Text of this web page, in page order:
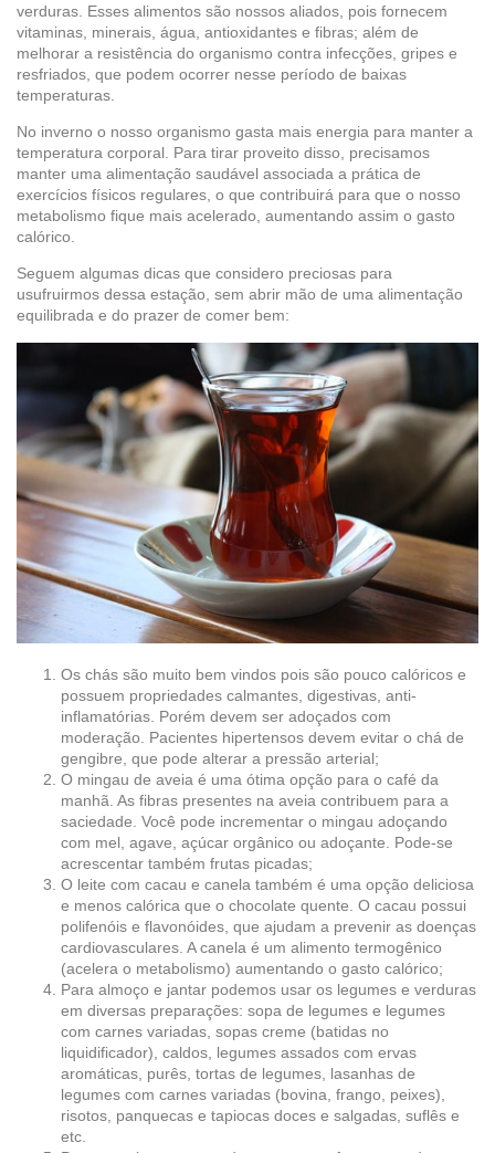
verduras. Esses alimentos são nossos aliados, pois fornecem
vitaminas, minerais, água, antioxidantes e fibras; além de
melhorar a resistência do organismo contra infecções, gripes e
resfriados, que podem ocorrer nesse período de baixas
temperaturas.
No inverno o nosso organismo gasta mais energia para manter a
temperatura corporal. Para tirar proveito disso, precisamos
manter uma alimentação saudável associada a prática de
exercícios físicos regulares, o que contribuirá para que o nosso
metabolismo fique mais acelerado, aumentando assim o gasto
calórico.
Seguem algumas dicas que considero preciosas para
usufruirmos dessa estação, sem abrir mão de uma alimentação
equilibrada e do prazer de comer bem:
Os chás são muito bem vindos pois são pouco calóricos e
possuem propriedades calmantes, digestivas, anti-
inflamatórias. Porém devem ser adoçados com
moderação. Pacientes hipertensos devem evitar o chá de
gengibre, que pode alterar a pressão arterial;
O mingau de aveia é uma ótima opção para o café da
manhã. As fibras presentes na aveia contribuem para a
saciedade. Você pode incrementar o mingau adoçando
com mel, agave, açúcar orgânico ou adoçante. Pode-se
acrescentar também frutas picadas;
O leite com cacau e canela também é uma opção deliciosa
e menos calórica que o chocolate quente. O cacau possui
polifenóis e flavonóides, que ajudam a prevenir as doenças
cardiovasculares. A canela é um alimento termogênico
(acelera o metabolismo) aumentando o gasto calórico;
Para almoço e jantar podemos usar os legumes e verduras
em diversas preparações: sopa de legumes e legumes
com carnes variadas, sopas creme (batidas no
liquidificador), caldos, legumes assados com ervas
aromáticas, purês, tortas de legumes, lasanhas de
legumes com carnes variadas (bovina, frango, peixes),
risotos, panquecas e tapiocas doces e salgadas, suflês e
etc.